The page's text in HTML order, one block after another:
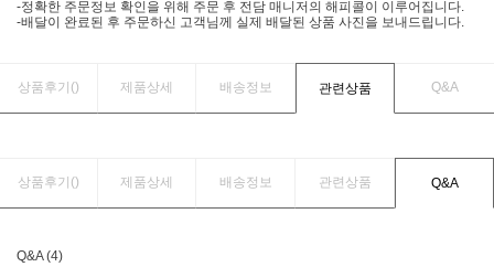
-정확한 주문정보 확인을 위해 주문 후 전담 매니저의 해피콜이 이루어집니다.
-배달이 완료된 후 주문하신 고객님께 실제 배달된 상품 사진을 보내드립니다.
상품후기() 제품상세 배송정보 관련상품 Q&A
상품후기() 제품상세 배송정보 관련상품 Q&A
Q&A (4)